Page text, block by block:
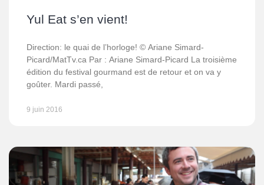
Yul Eat s’en vient!
Direction: le quai de l’horloge! © Ariane Simard-
Picard/MatTv.ca Par : Ariane Simard-Picard La troisième
édition du festival gourmand est de retour et on va y
goûter. Mardi passé,
9 juin 2016